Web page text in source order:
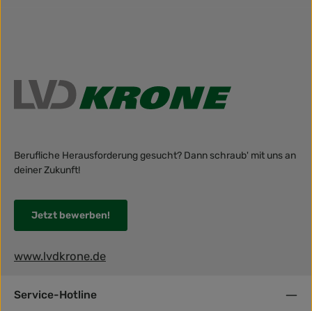
Berufliche Herausforderung gesucht? Dann schraub' mit uns an
deiner Zukunft!
Jetzt bewerben!
www.lvdkrone.de
Service-Hotline